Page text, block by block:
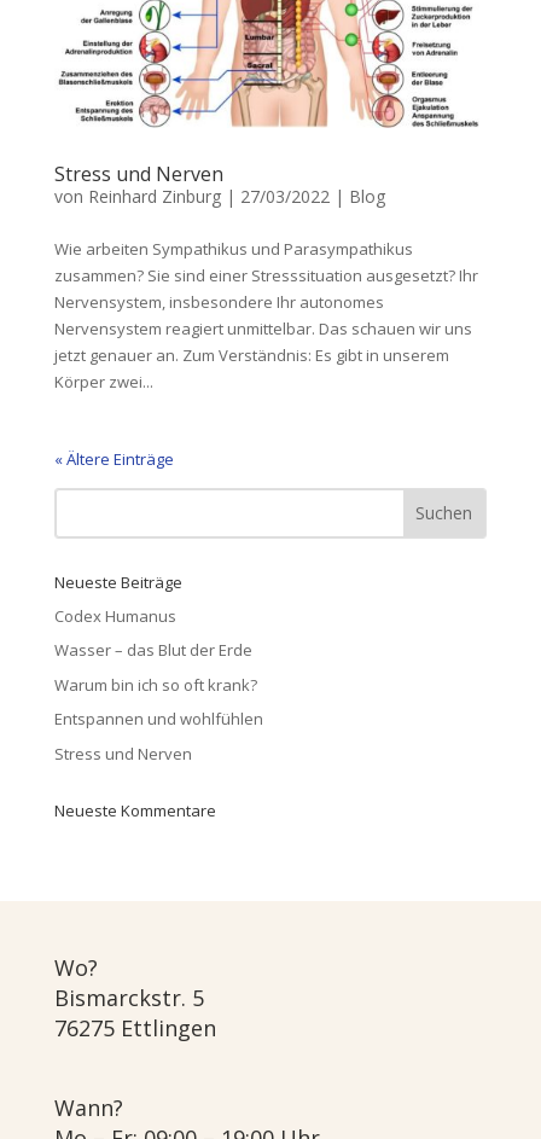
Stress und Nerven
von Reinhard Zinburg| 27/03/2022 | Blog
Wie arbeiten Sympathikus und Parasympathikus
zusammen? Sie sind einer Stresssituation ausgesetzt? Ihr
Nervensystem, insbesondere Ihr autonomes
Nervensystem reagiert unmittelbar. Das schauen wir uns
jetzt genauer an. Zum Verständnis: Es gibt in unserem
Körper zwei...
« Ältere Einträge
Neueste Beiträge
Codex Humanus
Wasser – das Blut der Erde
Warum bin ich so oft krank?
Entspannen und wohlfühlen
Stress und Nerven
Neueste Kommentare
Wo?
Bismarckstr. 5
76275 Ettlingen
Wann?